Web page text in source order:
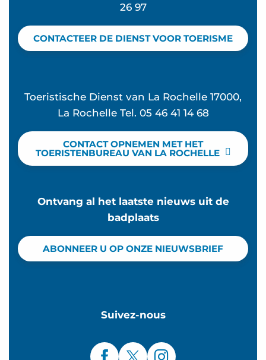
26 97
CONTACTEER DE DIENST VOOR TOERISME
Toeristische Dienst van La Rochelle 17000,
La Rochelle Tel. 05 46 41 14 68
CONTACT OPNEMEN MET HET
TOERISTENBUREAU VAN LA ROCHELLE
Ontvang al het laatste nieuws uit de
badplaats
ABONNEER U OP ONZE NIEUWSBRIEF
Suivez-nous